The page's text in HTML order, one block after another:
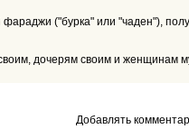
("бурка" или "чаден"),
Добавлять